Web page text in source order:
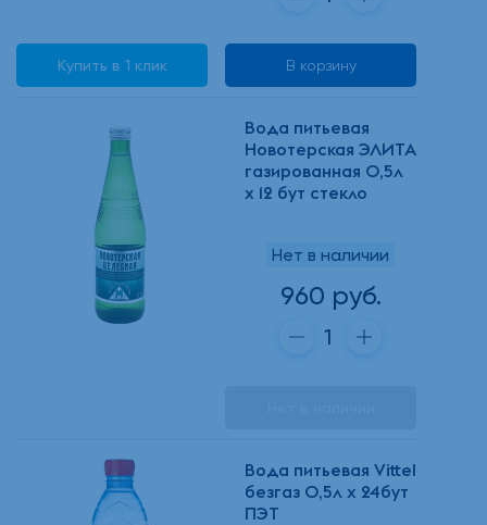
Купить в 1 клик В корзину
Вода питьевая
Новотерская ЭЛИТА
газированная 0,5л
х 12 бут стекло
Нет в наличии
960 руб.
Вода питьевая Vittel
безгаз 0,5л х 24бут
ПЭТ